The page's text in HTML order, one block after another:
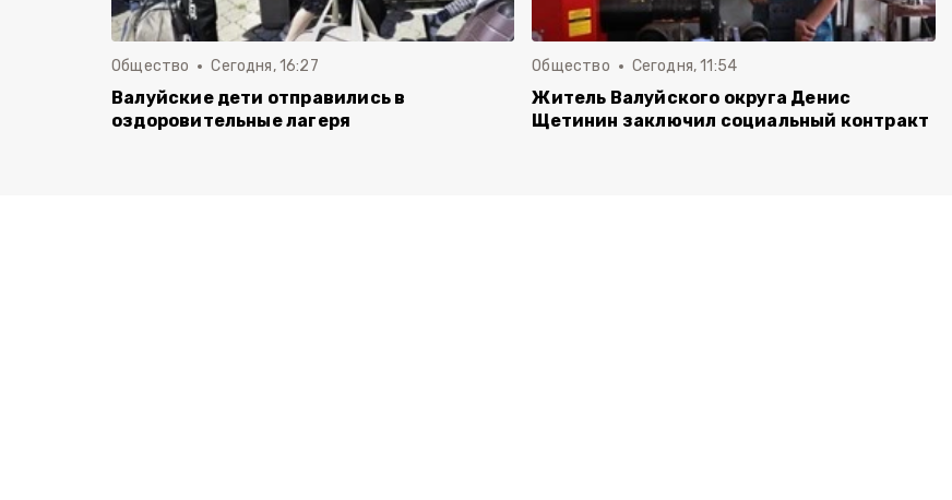
Общество Сегодня, 16:27
Валуйские дети отправились в
оздоровительные лагеря
Общество Сегодня, 11:54
Житель Валуйского округа Денис
Щетинин заключил социальный контракт